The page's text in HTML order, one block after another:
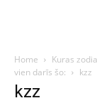
Home
Kuras
vien darīs šo:
kzz
kzz